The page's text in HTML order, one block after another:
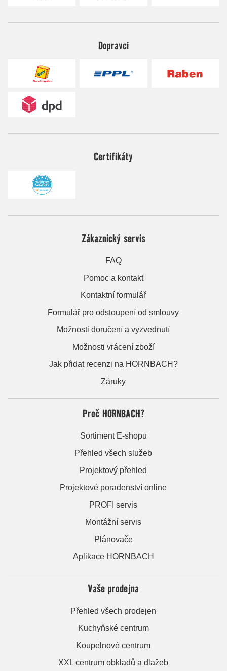
Dopravci
Certifikáty
Zákaznický servis
FAQ
Pomoc a kontakt
Kontaktní formulář
Formulář pro odstoupení od smlouvy
Možnosti doručení a vyzvednutí
Možnosti vrácení zboží
Jak přidat recenzi na HORNBACH?
Záruky
Proč HORNBACH?
Sortiment E-shopu
Přehled všech služeb
Projektový přehled
Projektové poradenství online
PROFI servis
Montážní servis
Plánovače
Aplikace HORNBACH
Vaše prodejna
Přehled všech prodejen
Kuchyňské centrum
Koupelnové centrum
XXL centrum obkladů a dlažeb